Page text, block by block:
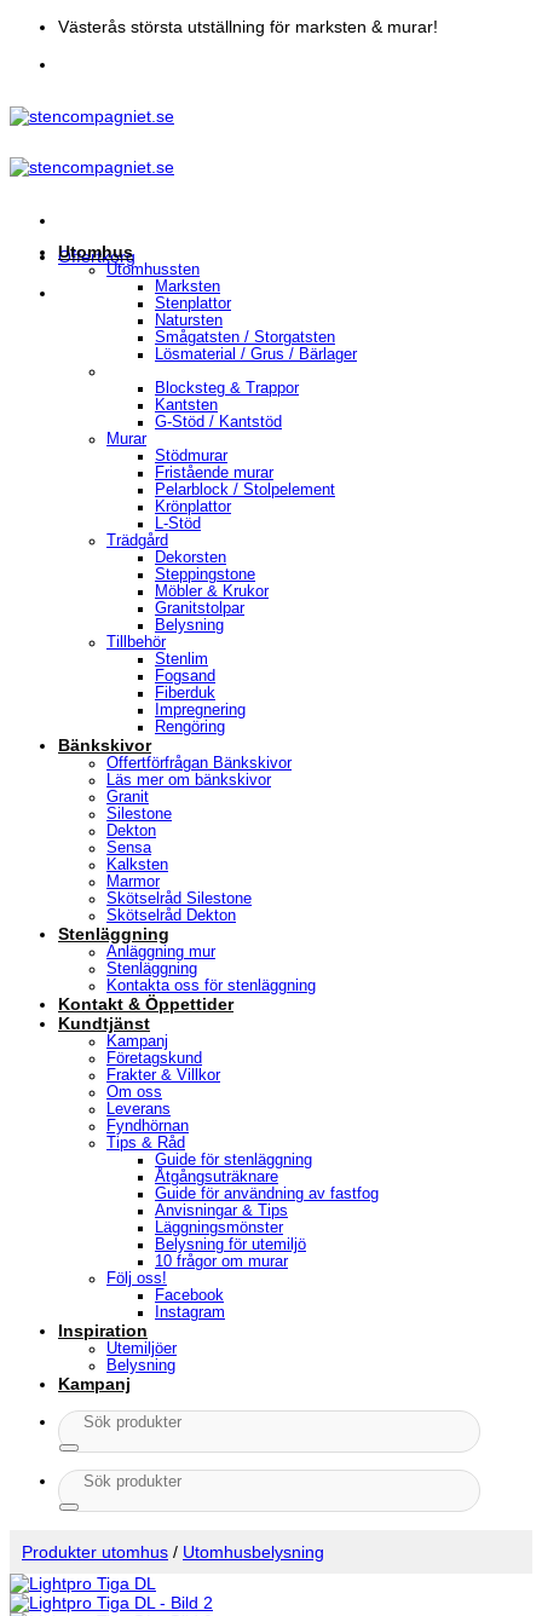
Skip
content
Västerås största utställning för marksten & murar!
Offertkorg
Utomhus
Utomhussten
Marksten
Stenplattor
Natursten
Smågatsten / Storgatsten
Lösmaterial / Grus / Bärlager
Blocksteg & Trappor
Kantsten
G-Stöd / Kantstöd
Murar
Stödmurar
Fristående murar
Pelarblock / Stolpelement
Krönplattor
L-Stöd
Trädgård
Dekorsten
Steppingstone
Möbler & Krukor
Granitstolpar
Belysning
Tillbehör
Stenlim
Fogsand
Fiberduk
Impregnering
Rengöring
Bänkskivor
Offertförfrågan Bänkskivor
Läs mer om bänkskivor
Granit
Silestone
Dekton
Sensa
Kalksten
Marmor
Skötselråd Silestone
Skötselråd Dekton
Stenläggning
Anläggning mur
Stenläggning
Kontakta oss för stenläggning
Kontakt & Öppettider
Kundtjänst
Kampanj
Företagskund
Frakter & Villkor
Om oss
Leverans
Fyndhörnan
Tips & Råd
Guide för stenläggning
Åtgångsuträknare
Guide för användning av fastfog
Anvisningar & Tips
Läggningsmönster
Belysning för utemiljö
10 frågor om murar
Följ oss!
Facebook
Instagram
Inspiration
Utemiljöer
Belysning
Kampanj
Sök
efter:
Sök
efter:
Produkter utomhus / Utomhusbelysning